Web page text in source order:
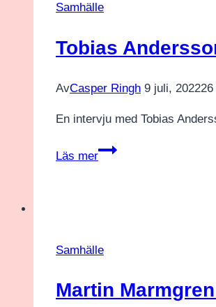
unga
Samhälle
Tobias
AvCasper Ringh 9 juli, 202226
En intervju med Tobias
Läs mer
Tobias
vad
vill
Samhälle
Martin